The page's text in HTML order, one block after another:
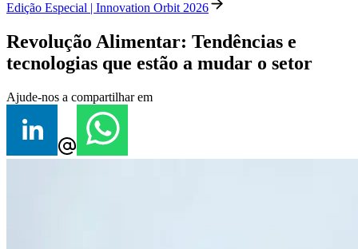
Edição Especial | Innovation Orbit 2026
Revolução Alimentar: Tendências e
tecnologias que estão a mudar o setor
Ajude-nos a compartilhar em